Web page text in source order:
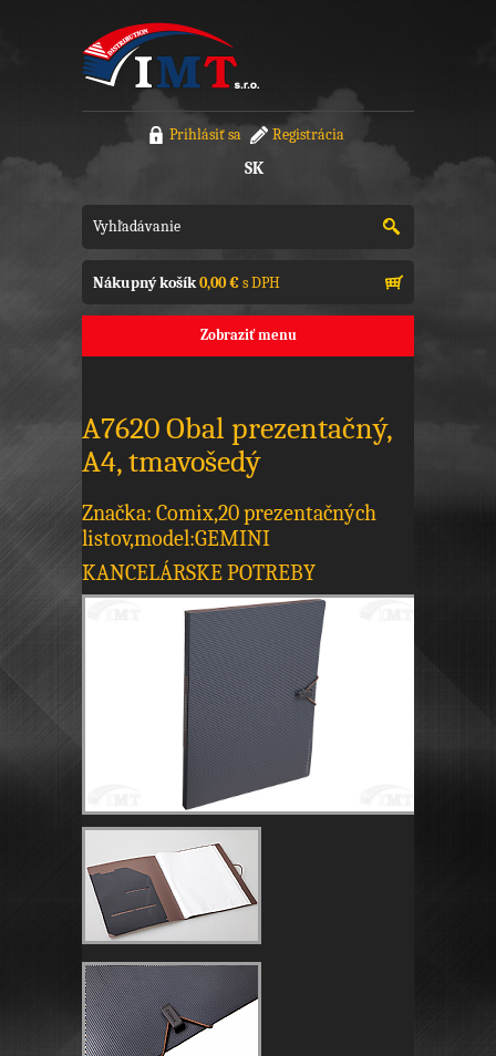
Prihlásiť sa Registrácia
SK
Nákupný košík0,00 €s DPH
Zobraziť menu
A7620 Obal prezentačný,
A4, tmavošedý
Značka: Comix,20 prezentačných
listov,model:GEMINI
KANCELÁRSKE POTREBY